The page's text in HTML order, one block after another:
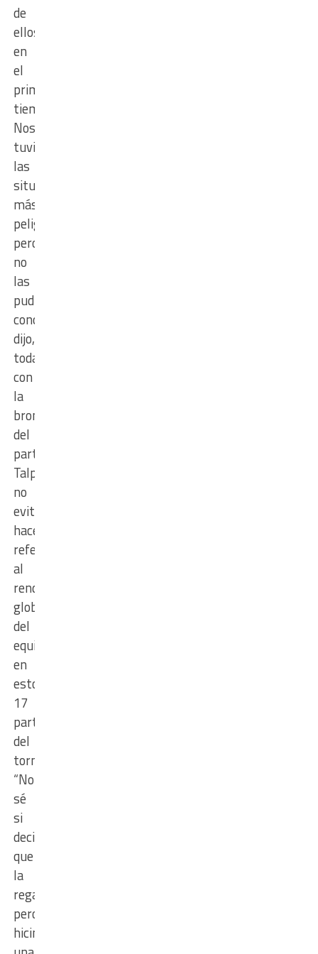
de
ellos
en
el
primer
tiempo.
Nosotros
tuvimos
las
situaciones
más
peligrosas,
pero
no
las
pudimos
concretar”,
dijo,
todavía
con
la
bronca
del
partido.
Talpone
no
evitó
hacer
referencia
al
rendimiento
global
del
equipo
en
estos
17
partidos
del
torneo:
“No
sé
si
decir
que
la
regalamos,
pero
hicimos